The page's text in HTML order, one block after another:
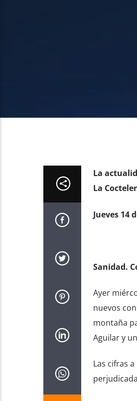
La
La
Jueves 14
Sanidad.
Ayer
nuevos
montaña
Aguilar y
Las cifras